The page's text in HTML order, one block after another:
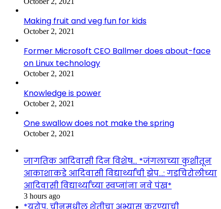
Making fruit and veg fun for kids
October 2, 2021
Former Microsoft CEO Ballmer does about-face
on Linux technology
October 2, 2021
Knowledge is power
October 2, 2021
One swallow does not make the spring
October 2, 2021
जागतिक आदिवासी दिन विशेष… *जंगलाच्या कुशीतून
आकाशाकडे आदिवासी विद्यार्थ्यांची झेप…: गडचिरोलीच्या
आदिवासी विद्यार्थ्यांच्या स्वप्नांना नवे पंख*
3 hours ago
*युरोप, चीनमधील शेतीचा अभ्यास करण्याची